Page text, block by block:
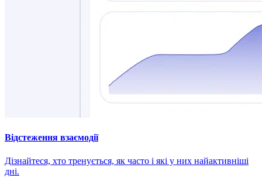
Відстеження взаємодії
Дізнайтеся, хто тренується, як часто і які у них найактивніші
дні.